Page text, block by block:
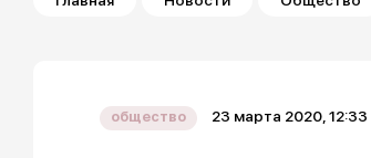
общество 23 марта 2020, 12:33